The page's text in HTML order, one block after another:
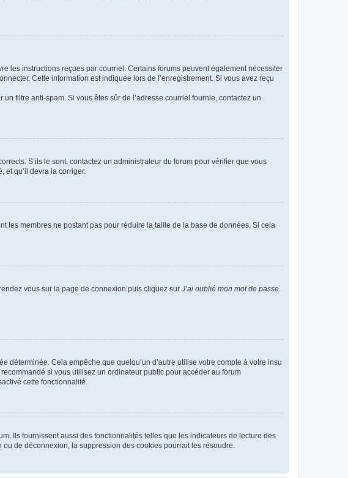
les instructions reçues par courriel. Certains forums peuvent également nécessiter
Cette information est indiquée lors de l’enregistrement. Si vous avez reçu
filtre anti-spam. Si vous êtes sûr de l’adresse courriel fournie, contactez un
S’ils le sont, contactez un administrateur du forum pour vérifier que vous
et qu’il devra la corriger.
les membres ne postant pas pour réduire la taille de la base de données. Si cela
vous sur la page de connexion puis cliquez sur J’ai oublié mon mot de passe.
déterminée. Cela empêche que quelqu’un d’autre utilise votre compte à votre insu
recommandé si vous utilisez un ordinateur public pour accéder au forum
cette fonctionnalité.
Ils fournissent aussi des fonctionnalités telles que les indicateurs de lecture des
de déconnexion, la suppression des cookies pourrait les résoudre.